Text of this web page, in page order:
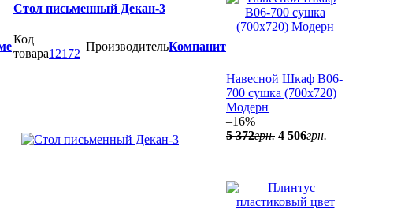
Стол письменный Декан-3
Код
товара12172
ПроизводительКомпанит
Навесной Шкаф В06-
700 сушка (700x720)
Модерн
–16%
5 372грн. 4 506грн.